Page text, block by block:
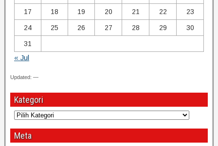
17 18 19 20 21 22 23
24 25 26 27 28 29 30
31
« Jul
Updated: —
Kategori
Meta